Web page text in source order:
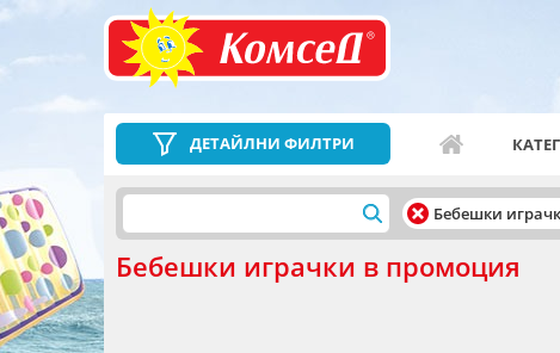
ДЕТАЙЛНИ ФИЛТРИ
Бебешки
Бебешки играчки в промоция